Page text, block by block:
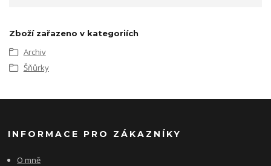
Zboží zařazeno v kategoriích
Archiv
Šňůrky
INFORMACE PRO ZÁKAZNÍKY
O mně